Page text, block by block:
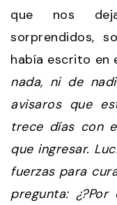
que nos
sorprendidos,
había escrito en
nada, ni de
avisaros que
trece días con
que ingresar.
fuerzas para
pregunta: